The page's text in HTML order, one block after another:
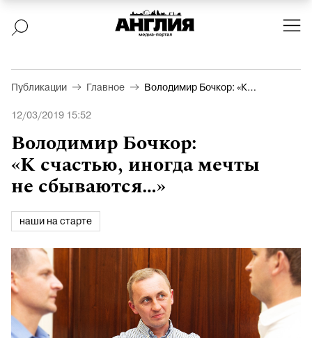
Публикации Главное
Володимир Бочкор: «К
12/03/2019 15:52
Володимир Бочкор:
«К счастью, иногда мечты
не сбываются…»
наши на старте